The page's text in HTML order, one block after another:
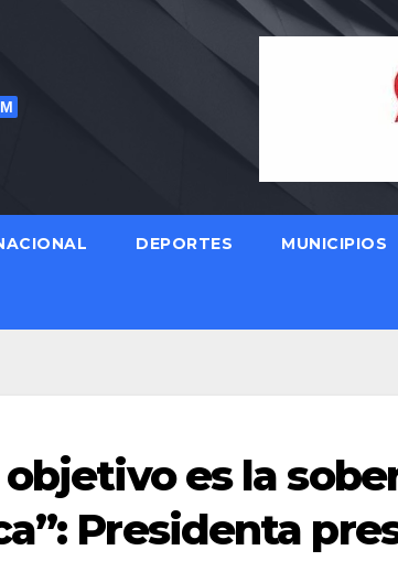
DEPORTES MUNICIPIOS
es la
Presidenta